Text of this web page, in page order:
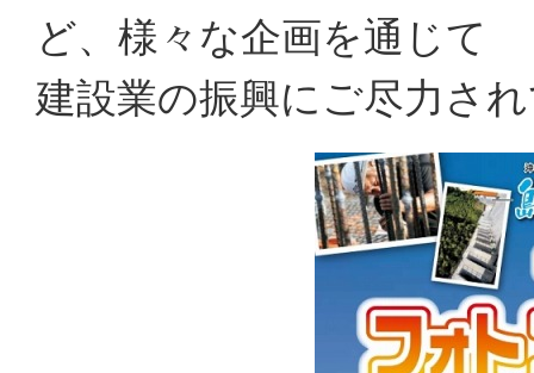
ど、様々な企画を通じて
建設業の振興にご尽力さ